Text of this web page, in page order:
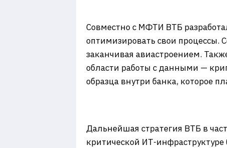
Совместно с МФТИ ВТБ
оптимизировать свои процессы.
заканчивая авиастроением.
области работы с данными —
образца внутри банка, которое
Дальнейшая стратегия ВТБ в
критической ИТ-